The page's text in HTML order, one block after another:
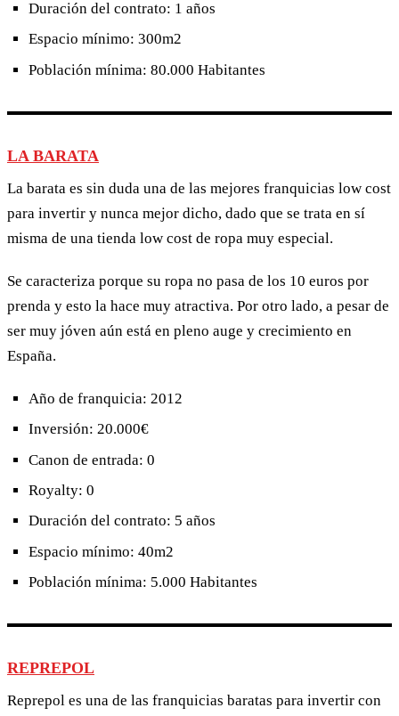
Duración del contrato: 1 años
Espacio mínimo: 300m2
Población mínima: 80.000 Habitantes
LA BARATA
La barata es sin duda una de las mejores franquicias low cost
para invertir y nunca mejor dicho, dado que se trata en sí
misma de una tienda low cost de ropa muy especial.
Se caracteriza porque su ropa no pasa de los 10 euros por
prenda y esto la hace muy atractiva. Por otro lado, a pesar de
ser muy jóven aún está en pleno auge y crecimiento en
España.
Año de franquicia: 2012
Inversión: 20.000€
Canon de entrada: 0
Royalty: 0
Duración del contrato: 5 años
Espacio mínimo: 40m2
Población mínima: 5.000 Habitantes
REPREPOL
Reprepol es una de las franquicias baratas para invertir con